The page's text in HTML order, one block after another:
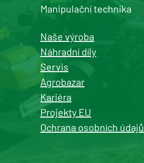
Manipulační technika
Naše výroba
Náhradní díly
Servis
Agrobazar
Kariéra
Projekty EU
Ochrana osobních údajů